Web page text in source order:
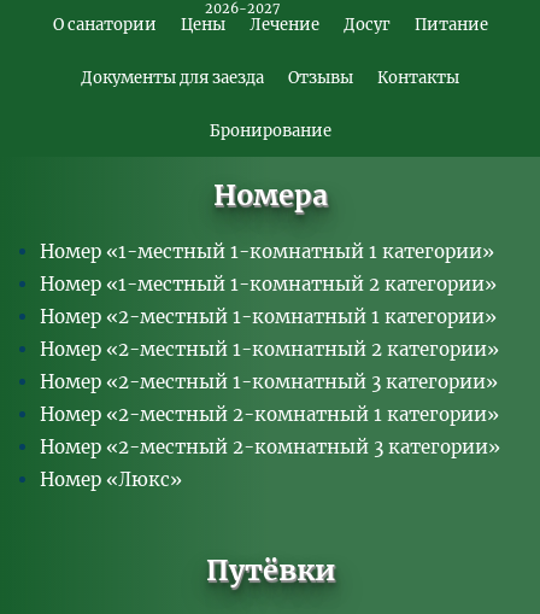
Footer
Main
О санатории Цены
2026-2027
Лечение Досуг Питание
Документы для заезда Отзывы Контакты
Бронирование
Номера
Номер «1-местный 1-комнатный 1 категории»
Номер «1-местный 1-комнатный 2 категории»
Номер «2-местный 1-комнатный 1 категории»
Номер «2-местный 1-комнатный 2 категории»
Номер «2-местный 1-комнатный 3 категории»
Номер «2-местный 2-комнатный 1 категории»
Номер «2-местный 2-комнатный 3 категории»
Номер «Люкс»
Путёвки